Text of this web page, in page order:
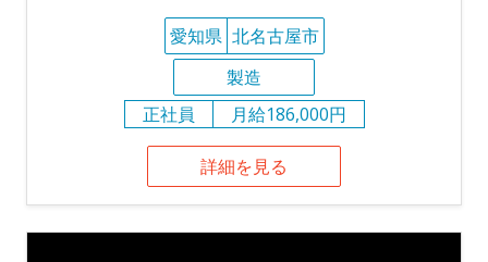
愛知県 北名古屋市
製造
正社員
月給186,000円
詳細を見る